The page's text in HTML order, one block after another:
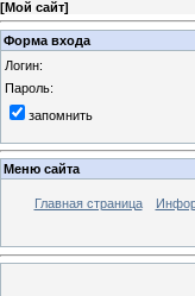
[Мой сайт]
Форма входа
Логин:
Пароль:
запомнить
Меню сайта
Главная страница